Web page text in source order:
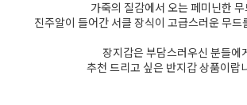
가죽의 질감에서 오는 페미닌한
진주알이 들어간 서클 장식이 고급스러운 무드
장지갑은 부담스러우신 분들에
추천 드리고 싶은 반지갑 상품이랍